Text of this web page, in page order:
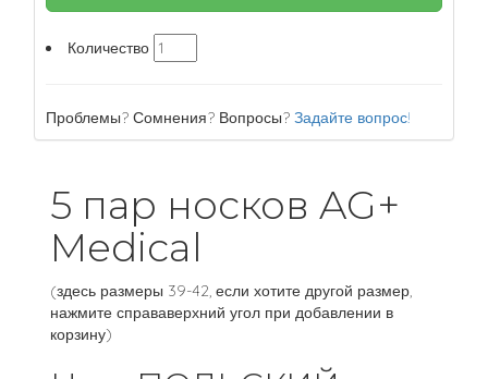
Количество
Проблемы? Сомнения? Вопросы? Задайте вопрос!
5 пар носков AG+
Medical
(здесь размеры 39-42, если хотите другой размер,
нажмите справаверхний угол при добавлении в
корзину)